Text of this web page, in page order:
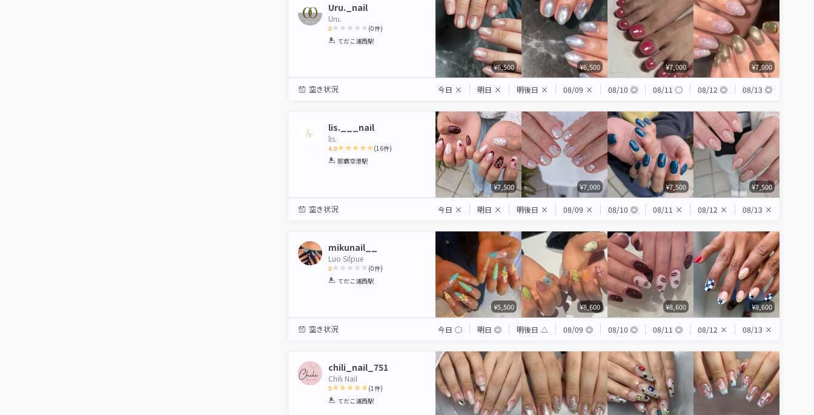
Uru._nail
Uru.
0
1 2 3 4 5
(0件)
てだこ浦西駅
¥6,500 ¥6,500 ¥7,000 ¥7,000
空き状況 今日 × 明日 × 明後日 × 08/09 × 08/10 ◎ 08/11 ◯ 08/12 ◎ 08/13 ◎
lis.___nail
lis.
4.9
1 2 3 4 5
(16件)
那覇空港駅
¥7,500 ¥7,000 ¥7,500 ¥7,500
空き状況 今日 × 明日 × 明後日 × 08/09 × 08/10 ◎ 08/11 × 08/12 × 08/13 ×
mikunail__
Luo Silpue
0
1 2 3 4 5
(0件)
てだこ浦西駅
¥5,500 ¥8,600 ¥8,600 ¥8,600
空き状況 今日 ◯ 明日 ◎ 明後日 △ 08/09 ◎ 08/10 ◎ 08/11 ◎ 08/12 × 08/13 ×
chili_nail_751
Chili Nail
5
1 2 3 4 5
(1 件)
てだこ浦西駅